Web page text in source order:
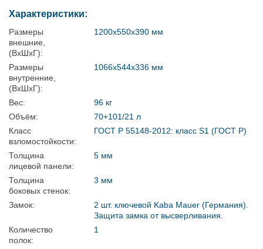
Характеристики:
Размеры
внешние,
(ВхШхГ):
1200x550x390 мм
Размеры
внутренние,
(ВхШхГ):
1066x544x336 мм
Вес:
96 кг
Объём:
70+101/21 л
Класс
взломостойкости:
ГОСТ Р 55148-2012: класс S1 (ГОСТ Р)
Толщина
лицевой панели:
5 мм
Толщина
боковых стенок:
3 мм
Замок:
2 шт. ключевой Kaba Mauer (Германия).
Защита замка от высверливания.
Количество
полок:
1